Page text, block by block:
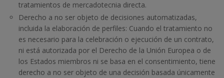
tratamientos de mercadotecnia directa.
Derecho a no ser objeto de decisiones automatizadas,
incluida la elaboración de perfiles: Cuando el tratamiento no
es necesario para la celebración o ejecución de un contrato,
ni está autorizada por el Derecho de la Unión Europea o de
los Estados miembros ni se basa en el consentimiento, tiene
derecho a no ser objeto de una decisión basada únicamente